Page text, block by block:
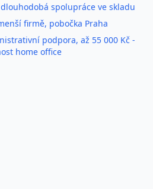
spolupráce ve skladu
firmě, pobočka Praha
podpora, až 55 000 Kč -
home office